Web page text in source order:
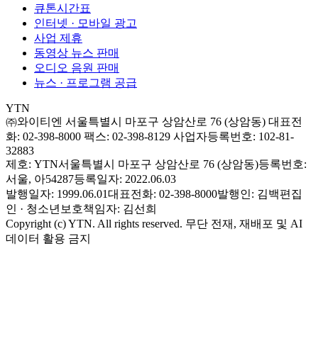
큐톤시간표
인터넷 · 모바일 광고
사업 제휴
동영상 뉴스 판매
오디오 음원 판매
뉴스 · 프로그램 공급
YTN
㈜와이티엔 서울특별시 마포구 상암산로 76 (상암동) 대표전
화: 02-398-8000 팩스: 02-398-8129 사업자등록번호: 102-81-
32883
제호: YTN서울특별시 마포구 상암산로 76 (상암동)등록번호:
서울, 아54287등록일자: 2022.06.03
발행일자: 1999.06.01대표전화: 02-398-8000발행인: 김백편집
인 · 청소년보호책임자: 김선희
Copyright (c) YTN. All rights reserved. 무단 전재, 재배포 및 AI
데이터 활용 금지